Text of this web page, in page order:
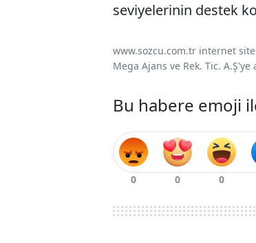
seviyelerinin destek
www.sozcu.com.tr internet
Mega Ajans ve Rek. Tic.
Bu habere emoji